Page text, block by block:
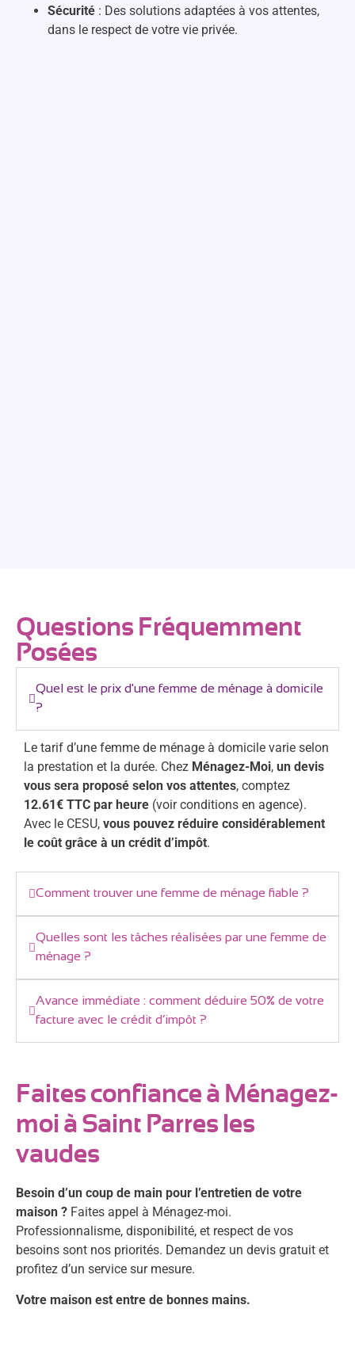
Sécurité : Des solutions adaptées à vos attentes,
dans le respect de votre vie privée.
Questions Fréquemment
Posées
Quel est le prix d'une femme de ménage à domicile
?
Le tarif d’une femme de ménage à domicile varie selon
la prestation et la durée. Chez Ménagez-Moi, un devis
vous sera proposé selon vos attentes, comptez
12.61€ TTC par heure (voir conditions en agence).
Avec le CESU, vous pouvez réduire considérablement
le coût grâce à un crédit d’impôt.
Comment trouver une femme de ménage fiable ?
Quelles sont les tâches réalisées par une femme de
ménage ?
Avance immédiate : comment déduire 50% de votre
facture avec le crédit d’impôt ?
Faites confiance à Ménagez-
moi à Saint Parres les
vaudes
Besoin d’un coup de main pour l’entretien de votre
maison ? Faites appel à Ménagez-moi.
Professionnalisme, disponibilité, et respect de vos
besoins sont nos priorités. Demandez un devis gratuit et
profitez d’un service sur mesure.
Votre maison est entre de bonnes mains.